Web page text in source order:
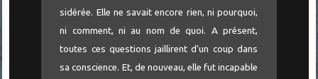
sidérée. Elle ne savait encore rien, ni pourquoi,
ni comment, ni au nom de quoi. A présent,
toutes ces questions jaillirent d’un coup dans
sa conscience. Et, de nouveau, elle fut incapable